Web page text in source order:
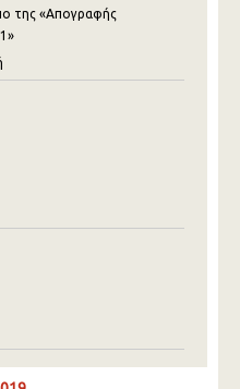
της «Απογραφής